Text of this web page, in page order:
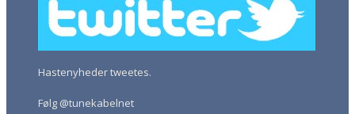
Hastenyheder tweetes.
Følg @tunekabelnet